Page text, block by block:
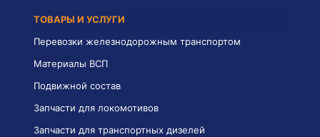
ТОВАРЫ И УСЛУГИ
Перевозки железнодорожным транспортом
Материалы ВСП
Подвижной состав
Запчасти для локомотивов
Запчасти для транспортных дизелей